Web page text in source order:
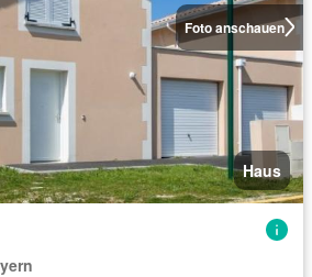
Foto anschauen
Haus